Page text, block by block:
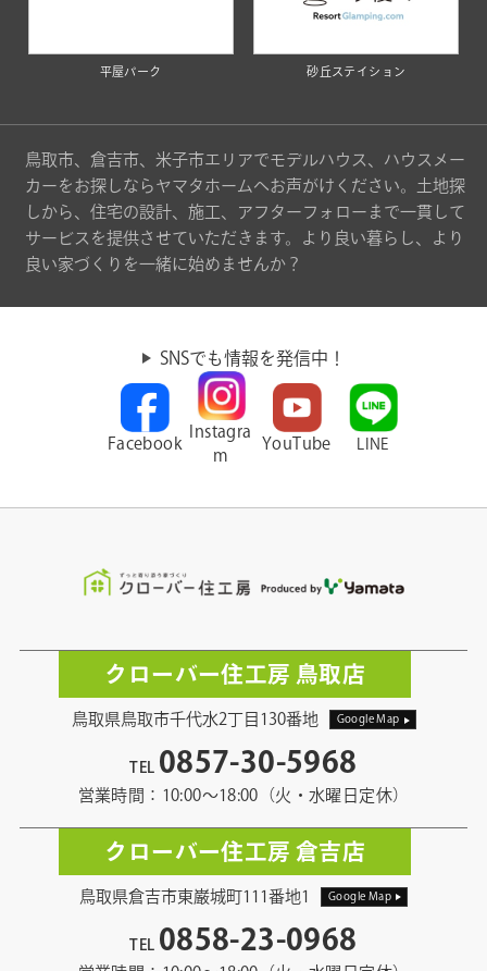
平屋パーク 砂丘ステイション
鳥取市、倉吉市、米子市エリアでモデルハウス、ハウスメー
カーをお探しならヤマタホームへお声がけください。土地探
しから、住宅の設計、施工、アフターフォローまで一貫して
サービスを提供させていただきます。より良い暮らし、より
良い家づくりを一緒に始めませんか？
SNSでも情報を発信中！
Facebook
Instagra
m
YouTube LINE
クローバー住工房 鳥取店
鳥取県鳥取市千代水2丁目130番地 Google Map
TEL 0857-30-5968
営業時間：10:00〜18:00（火・水曜日定休）
クローバー住工房 倉吉店
鳥取県倉吉市東巌城町111番地1 Google Map
TEL 0858-23-0968